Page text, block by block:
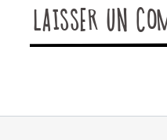
LAISSER UN